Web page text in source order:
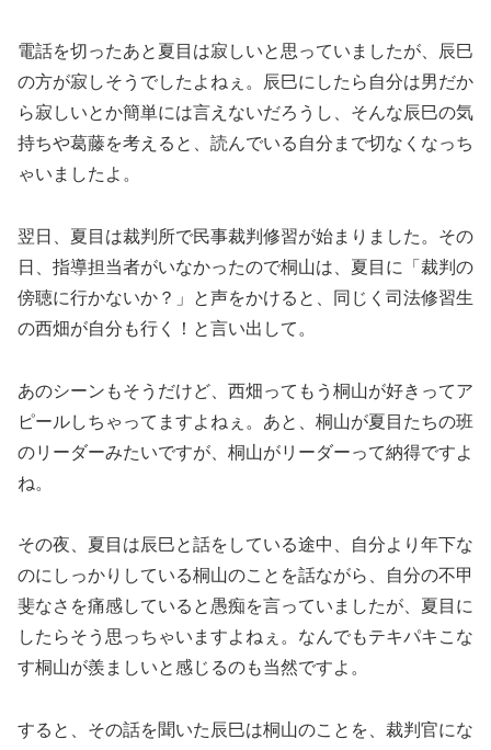
電話を切ったあと夏目は寂しいと思っていましたが、辰巳
の方が寂しそうでしたよねぇ。辰巳にしたら自分は男だか
ら寂しいとか簡単には言えないだろうし、そんな辰巳の気
持ちや葛藤を考えると、読んでいる自分まで切なくなっち
ゃいましたよ。
翌日、夏目は裁判所で民事裁判修習が始まりました。その
日、指導担当者がいなかったので桐山は、夏目に「裁判の
傍聴に行かないか？」と声をかけると、同じく司法修習生
の西畑が自分も行く！と言い出して。
あのシーンもそうだけど、西畑ってもう桐山が好きってア
ピールしちゃってますよねぇ。あと、桐山が夏目たちの班
のリーダーみたいですが、桐山がリーダーって納得ですよ
ね。
その夜、夏目は辰巳と話をしている途中、自分より年下な
のにしっかりしている桐山のことを話ながら、自分の不甲
斐なさを痛感していると愚痴を言っていましたが、夏目に
したらそう思っちゃいますよねぇ。なんでもテキパキこな
す桐山が羨ましいと感じるのも当然ですよ。
すると、その話を聞いた辰巳は桐山のことを、裁判官にな